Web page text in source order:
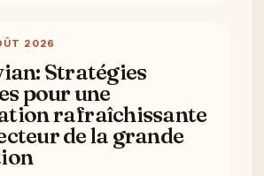
2026
Stratégies
pour une
rafraîchissante
de la grande